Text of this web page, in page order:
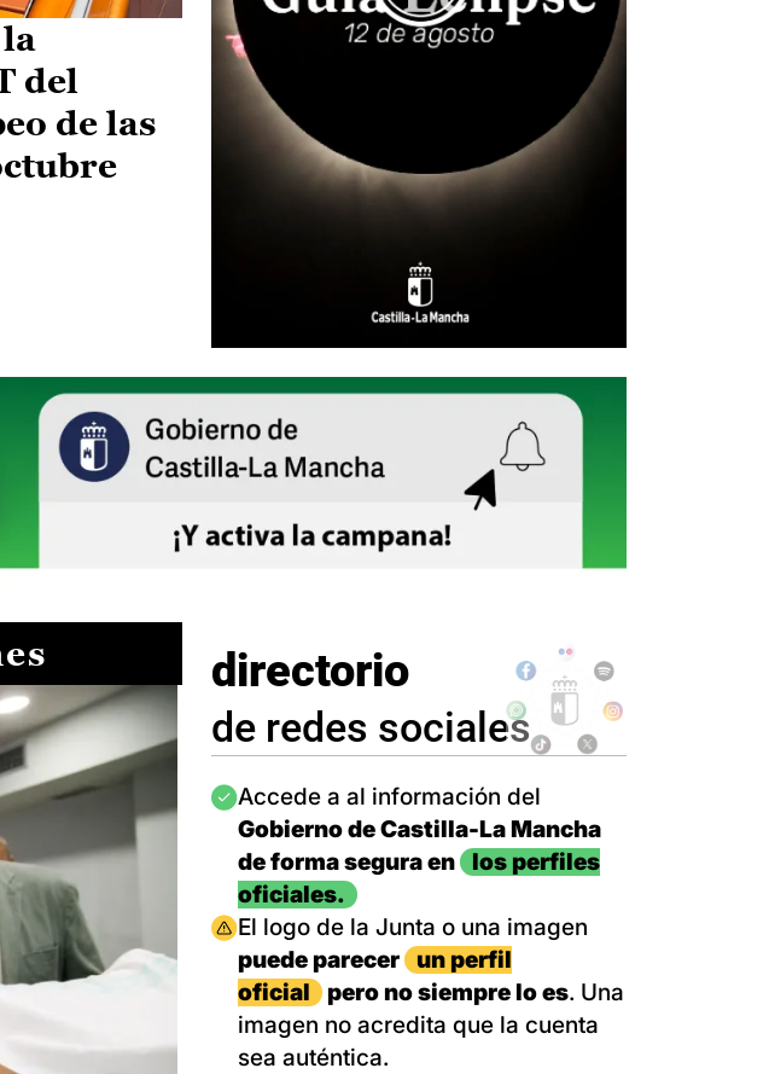
del
de las
directorio
de redes sociales
Imagen
Accede a al información del
Gobierno de Castilla-La Mancha
de forma segura en
los perfiles
oficiales.
Imagen
El logo de la Junta o una imagen
puede parecer
un perfil
oficial
pero no siempre lo es. Una
imagen no acredita que la cuenta
sea auténtica.